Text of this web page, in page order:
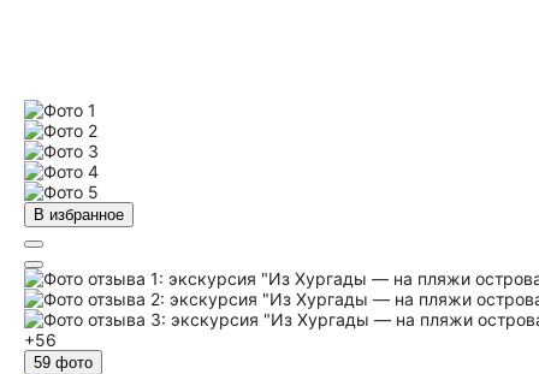
В избранное
+56
59 фото